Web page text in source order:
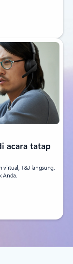
acara tatap
T&J langsung,
Anda.